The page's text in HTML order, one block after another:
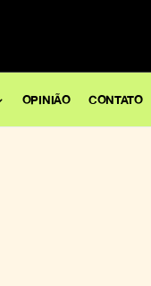
OPINIÃO CONTATO